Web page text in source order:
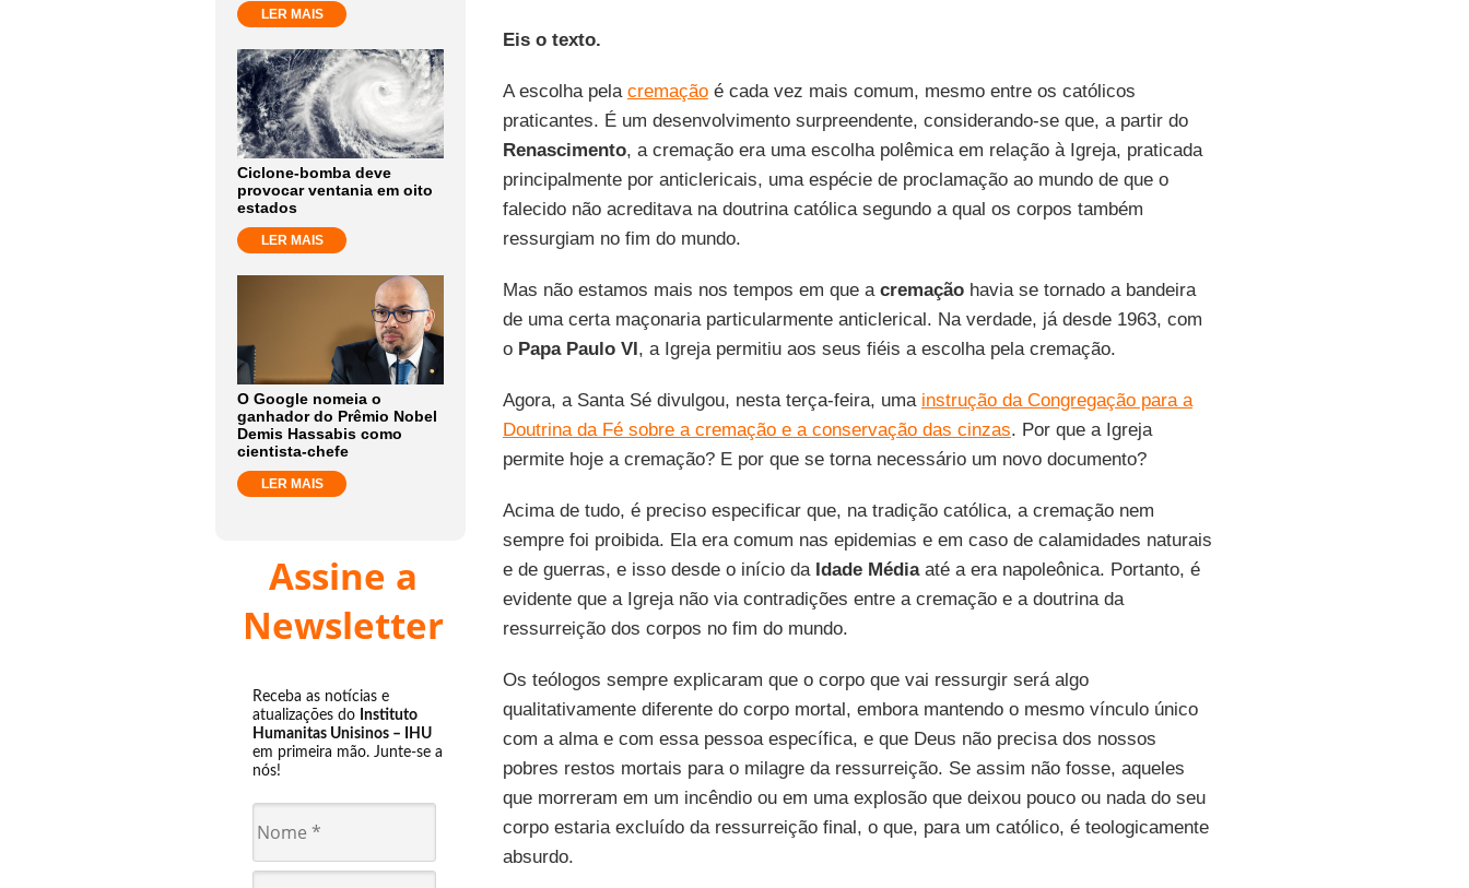
LER MAIS
Ciclone-bomba deve
provocar ventania em oito
estados
LER MAIS
O Google nomeia o
ganhador do Prêmio Nobel
Demis Hassabis como
cientista-chefe
LER MAIS
Assine a
Newsletter
Receba as notícias e
atualizações do Instituto
Humanitas Unisinos – IHU
em primeira mão. Junte-se a
nós!
Eis o texto.
A escolha pela cremaçãoé cada vez mais comum, mesmo entre os católicos
praticantes. É um desenvolvimento surpreendente, considerando-se que, a partir do
Renascimento, a cremação era uma escolha polêmica em relação à Igreja, praticada
principalmente por anticlericais, uma espécie de proclamação ao mundo de que o
falecido não acreditava na doutrina católica segundo a qual os corpos também
ressurgiam no fim do mundo.
Mas não estamos mais nos tempos em que a cremaçãohavia se tornado a bandeira
de uma certa maçonaria particularmente anticlerical. Na verdade, já desde 1963, com
oPapa Paulo VI, a Igreja permitiu aos seus fiéis a escolha pela cremação.
Agora, a Santa Sé divulgou, nesta terça-feira, uma instrução da Congregação para a
Doutrina da Fé sobre a cremação e a conservação das cinzas. Por que a Igreja
permite hoje a cremação? E por que se torna necessário um novo documento?
Acima de tudo, é preciso especificar que, na tradição católica, a cremação nem
sempre foi proibida. Ela era comum nas epidemias e em caso de calamidades naturais
e de guerras, e isso desde o início da Idade Médiaaté a era napoleônica. Portanto, é
evidente que a Igreja não via contradições entre a cremação e a doutrina da
ressurreição dos corpos no fim do mundo.
Os teólogos sempre explicaram que o corpo que vai ressurgir será algo
qualitativamente diferente do corpo mortal, embora mantendo o mesmo vínculo único
com a alma e com essa pessoa específica, e que Deus não precisa dos nossos
pobres restos mortais para o milagre da ressurreição. Se assim não fosse, aqueles
que morreram em um incêndio ou em uma explosão que deixou pouco ou nada do seu
corpo estaria excluído da ressurreição final, o que, para um católico, é teologicamente
absurdo.